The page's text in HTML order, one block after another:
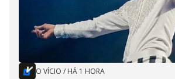
O VÍCIO / HÁ 1 HORA